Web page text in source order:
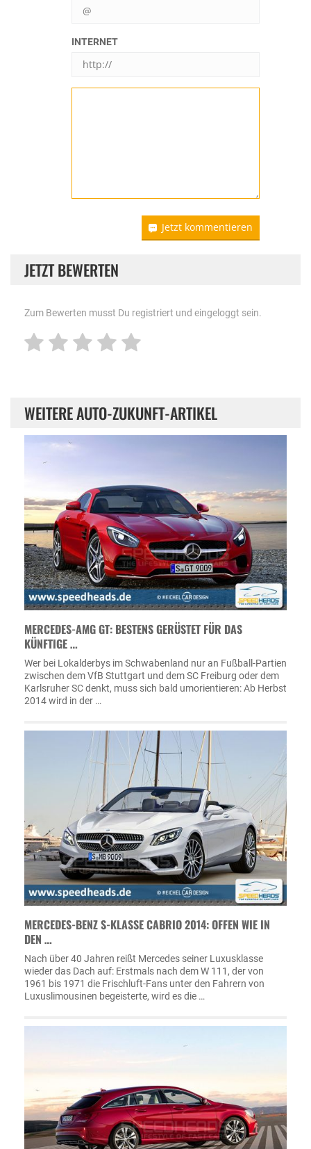
INTERNET
Jetzt kommentieren
JETZT BEWERTEN
Zum Bewerten musst Du registriert und eingeloggt sein.
WEITERE AUTO-ZUKUNFT-ARTIKEL
MERCEDES-AMG GT: BESTENS GERÜSTET FÜR DAS
KÜNFTIGE …
Wer bei Lokalderbys im Schwabenland nur an Fußball-Partien
zwischen dem VfB Stuttgart und dem SC Freiburg oder dem
Karlsruher SC denkt, muss sich bald umorientieren: Ab Herbst
2014 wird in der …
MERCEDES-BENZ S-KLASSE CABRIO 2014: OFFEN WIE IN
DEN …
Nach über 40 Jahren reißt Mercedes seiner Luxusklasse
wieder das Dach auf: Erstmals nach dem W 111, der von
1961 bis 1971 die Frischluft-Fans unter den Fahrern von
Luxuslimousinen begeisterte, wird es die …